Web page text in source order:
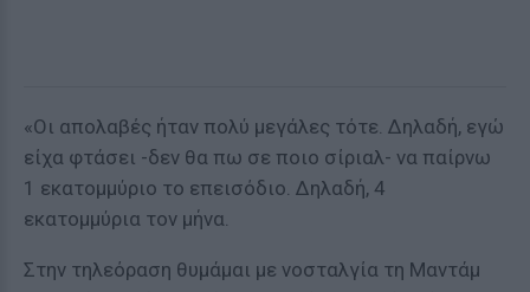
«Οι απολαβές ήταν πολύ μεγάλες τότε. Δηλαδή, εγώ
είχα φτάσει -δεν θα πω σε ποιο σίριαλ- να παίρνω
1 εκατομμύριο το επεισόδιο. Δηλαδή, 4
εκατομμύρια τον μήνα.
Στην τηλεόραση θυμάμαι με νοσταλγία τη Μαντάμ